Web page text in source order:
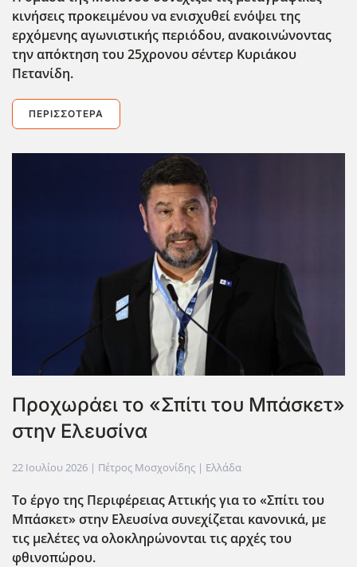
κινήσεις προκειμένου να ενισχυθεί ενόψει της
ερχόμενης αγωνιστικής περιόδου, ανακοινώνοντας
την απόκτηση του 25χρονου σέντερ Κυριάκου
Πετανίδη.
ΠΕΡΙΣΣΌΤΕΡΑ
Προχωράει το «Σπίτι του Μπάσκετ»
στην Ελευσίνα
22 Ιουλίου 2026 | Πέτρος Μοσχονίδης | Ελλάδα
Το έργο της Περιφέρειας Αττικής για το «Σπίτι του
Μπάσκετ» στην Ελευσίνα συνεχίζεται κανονικά, με
τις μελέτες να ολοκληρώνονται τις αρχές του
φθινοπώρου.